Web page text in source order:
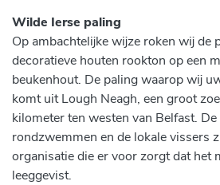
Wilde Ierse paling
Op ambachtelijke wijze roken wij de
decoratieve houten rookton op een
beukenhout. De paling waarop wij
komt uit Lough Neagh, een groot
kilometer ten westen van Belfast.
rondzwemmen en de lokale vissers
organisatie die er voor zorgt dat het
leeggevist.